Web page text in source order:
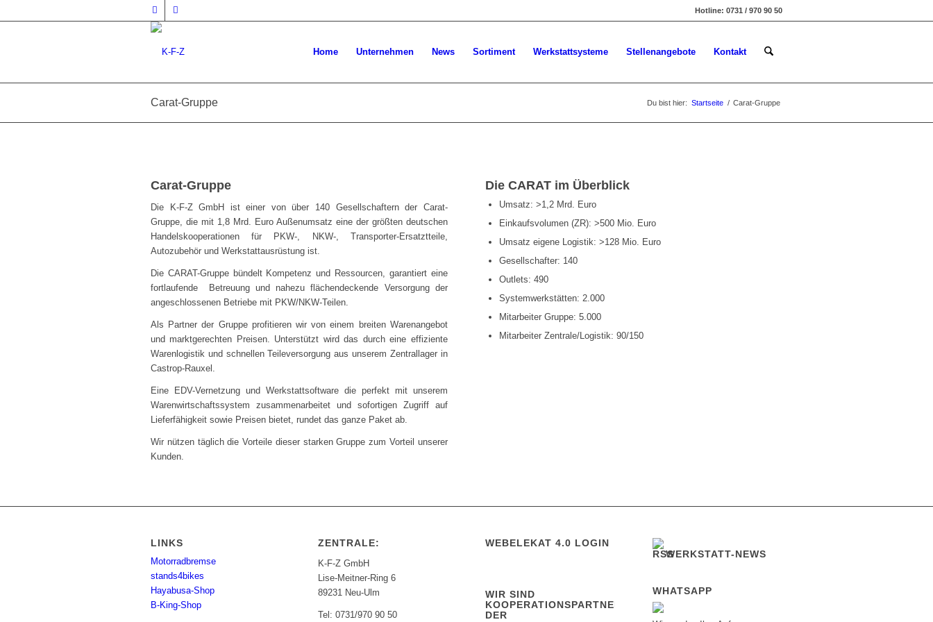
Hotline: 0731 / 970 90 50
Home Unternehmen News Sortiment Werkstattsysteme Stellenangebote Kontakt
Carat-Gruppe Du bist hier: Startseite / Carat-Gruppe
Carat-Gruppe
Die K-F-Z GmbH ist einer von über 140 Gesellschaftern der Carat-
Gruppe, die mit 1,8 Mrd. Euro Außenumsatz eine der größten deutschen
Handelskooperationen für PKW-, NKW-, Transporter-Ersatztteile,
Autozubehör und Werkstattausrüstung ist.
Die CARAT-Gruppe bündelt Kompetenz und Ressourcen, garantiert eine
fortlaufende Betreuung und nahezu flächendeckende Versorgung der
angeschlossenen Betriebe mit PKW/NKW-Teilen.
Als Partner der Gruppe profitieren wir von einem breiten Warenangebot
und marktgerechten Preisen. Unterstützt wird das durch eine effiziente
Warenlogistik und schnellen Teileversorgung aus unserem Zentrallager in
Castrop-Rauxel.
Eine EDV-Vernetzung und Werkstattsoftware die perfekt mit unserem
Warenwirtschaftssystem zusammenarbeitet und sofortigen Zugriff auf
Lieferfähigkeit sowie Preisen bietet, rundet das ganze Paket ab.
Wir nützen täglich die Vorteile dieser starken Gruppe zum Vorteil unserer
Kunden.
Die CARAT im Überblick
Umsatz: >1,2 Mrd. Euro
Einkaufsvolumen (ZR): >500 Mio. Euro
Umsatz eigene Logistik: >128 Mio. Euro
Gesellschafter: 140
Outlets: 490
Systemwerkstätten: 2.000
Mitarbeiter Gruppe: 5.000
Mitarbeiter Zentrale/Logistik: 90/150
LINKS
Motorradbremse
stands4bikes
Hayabusa-Shop
B-King-Shop
ZENTRALE:
K-F-Z GmbH
Lise-Meitner-Ring 6
89231 Neu-Ulm
Tel: 0731/970 90 50
WEBELEKAT 4.0 LOGIN
WIR SIND
KOOPERATIONSPARTNER
DER
WERKSTATT-NEWS
WHATSAPP